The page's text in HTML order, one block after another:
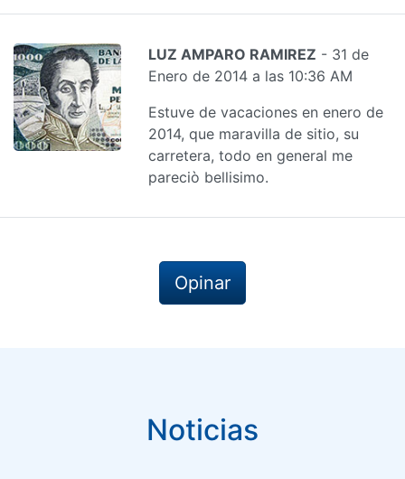
LUZ AMPARO RAMIREZ - 31 de
Enero de 2014 a las 10:36 AM
Estuve de vacaciones en enero de
2014, que maravilla de sitio, su
carretera, todo en general me
pareciò bellisimo.
Opinar
Noticias